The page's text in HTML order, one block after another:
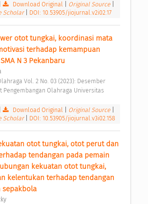
Download Original Original Source
Scholar
DOI: 10.53905/jiojurnal.v2i02.17
otot tungkai, koordinasi mata
terhadap kemampuan
N 3 Pekanbaru
Vol. 2 No. 03 (2023): Desember
Pengembangan Olahraga Universitas
Download Original Original Source
Scholar
DOI: 10.53905/jiojurnal.v3i02.158
otot tungkai, otot perut dan
tendangan pada pemain
kekuatan otot tungkai,
kelentukan terhadap tendangan
sepakbola